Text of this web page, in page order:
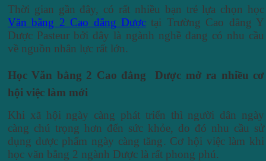
Thời gian gần đây, có rất nhiều bạn trẻ lựa chọn học
Văn bằng 2 Cao đẳng Dược tại Trường Cao đẳng Y
Dược Pasteur bởi đây là ngành nghề đang có nhu cầu
về nguồn nhân lực rất lớn.
Học Văn bằng 2 Cao đẳng Dược mở ra nhiều cơ
hội việc làm mới
Khi xã hội ngày càng phát triển thì người dân ngày
càng chú trọng hơn đến sức khỏe, do đó nhu cầu sử
dụng dược phẩm ngày càng tăng. Cơ hội việc làm khi
học văn bằng 2 ngành Dược là rất phong phú.